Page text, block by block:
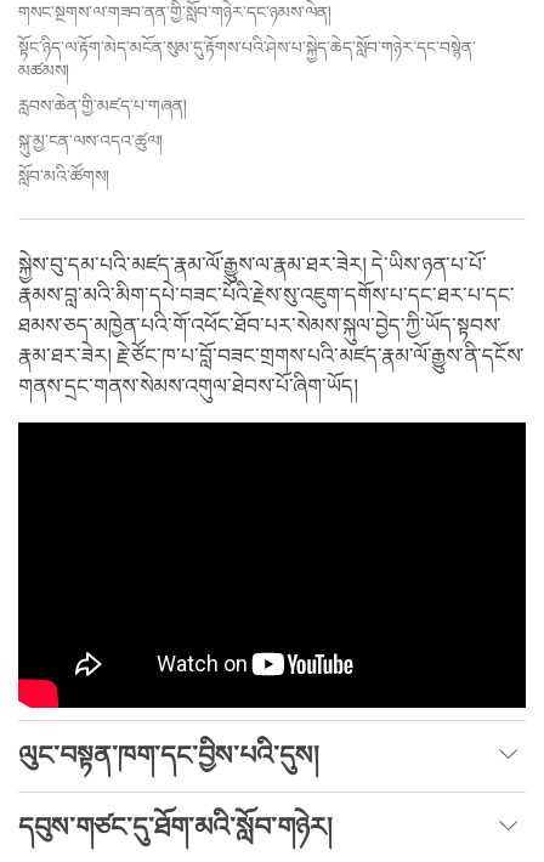
གསང་སྔགས་ལ་གཟབ་ནན་གྱི་སློབ་གཉེར་དང་ཉམས་ལེན།
སྟོང་ཉིད་ལ་རྟོག་མེད་མངོན་སུམ་དུ་རྟོགས་པའི་ཤེས་པ་སྐྱེད་ཆེད་སློབ་གཉེར་དང་བསྙེན་
མཚམས།
རླབས་ཆེན་གྱི་མཛད་པ་གཞན།
སྐུ་མྱ་ངན་ལས་འདའ་ཚུལ།
སློབ་མའི་ཚོགས།
སྐྱེས་བུ་དམ་པའི་མཛད་རྣམ་ལོ་རྒྱུས་ལ་རྣམ་ཐར་ཟེར། དེ་ཡིས་ཉན་པ་པོ་
རྣམས་བླ་མའི་མིག་དཔེ་བཟང་པོའི་རྗེས་སུ་འཇུག་དགོས་པ་དང་ཐར་པ་དང་
ཐམས་ཅད་མཁྱེན་པའི་གོ་འཕོང་ཐོབ་པར་སེམས་སྐུལ་བྱེད་ཀྱི་ཡོད་སྟབས་
རྣམ་ཐར་ཟེར། རྗེ་ཙོང་ཁ་པ་བློ་བཟང་གྲགས་པའི་མཛད་རྣམ་ལོ་རྒྱུས་ནི་དངོས་
གནས་དྲང་གནས་སེམས་འགུལ་ཐེབས་པོ་ཞིག་ཡོད།
ལུང་བསྟན་ཁག་དང་བྱིས་པའི་དུས།
དབུས་གཙང་དུ་ཐོག་མའི་སློབ་གཉེར།